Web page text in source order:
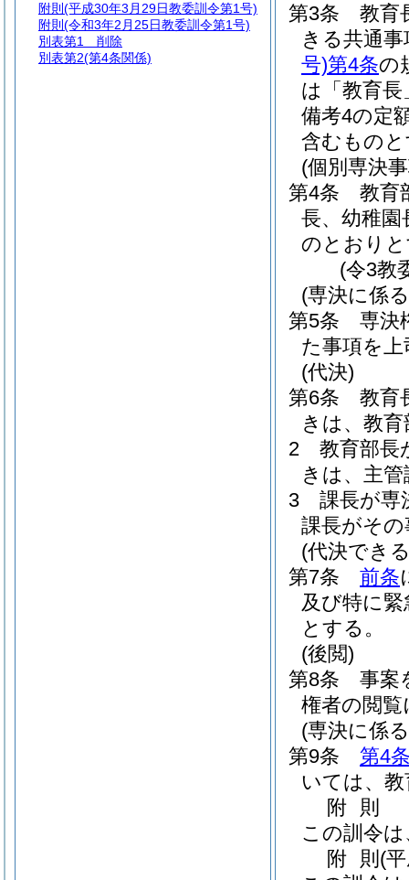
第3条
教育
きる共通
号)第4条の
は「教育
備考4の定
含むもの
(個別専決
第4条
教育
長、幼稚
のとおり
(令3教
(専決に係
第5条
専決
た事項を
(代決)
第6条
教育
きは、教
2
教育部長
きは、主
3
課長が専
課長がそ
(代決でき
第7条
前条
及び特に
とする。
(後閲)
第8条
事案
権者の閲
(専決に係
第9条
第4
いては、
附 則
この訓令
附 則 (
附則 (平成30年3月29日教委訓令第1号)
附則 (令和3年2月25日教委訓令第1号)
別表第1
削除
別表第2(第4条関係)